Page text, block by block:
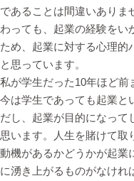
であることは間違いありま
わっても、起業の経験をい
ため、起業に対する心理的
と思っています。
私が学生だった10年ほど前
今は学生であっても起業と
だし、起業が目的になって
思います。人生を賭けて取
動機があるかどうかが起業
に湧き上がるものがなけれ